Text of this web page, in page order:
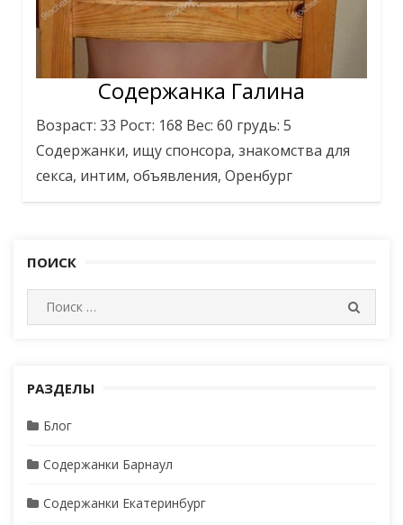
Содержанка Галина
Возраст: 33 Рост: 168 Вес: 60 грудь: 5
Содержанки, ищу спонсора, знакомства для
секса, интим, объявления, Оренбург
ПОИСК
с
т
:
О
РАЗДЕЛЫ
Блог
Содержанки Барнаул
Содержанки Екатеринбург